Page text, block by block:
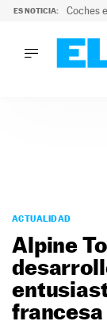
ES NOTICIA: Coches
PODCAST
MOTOS
TECNOLOGÍA
SUPERCOCHES
MOTORTV
ACTUALIDAD
Alpine